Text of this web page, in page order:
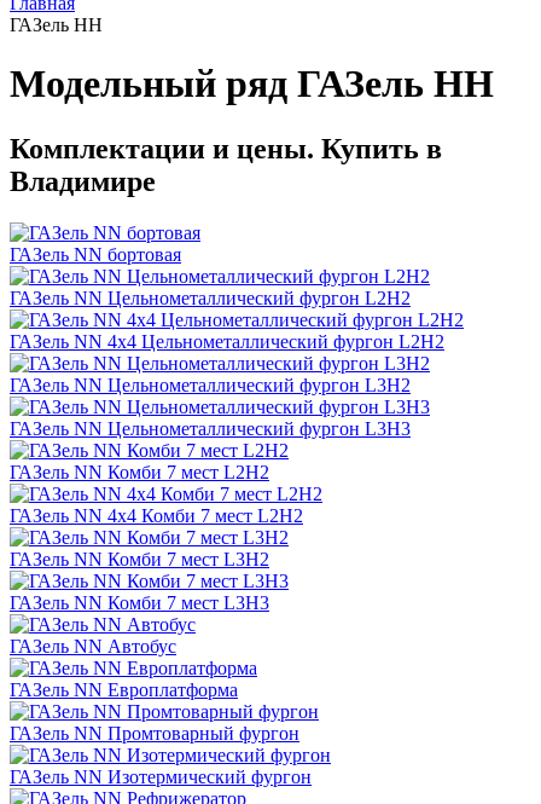
ГАЗель НН
Модельный ряд ГАЗель НН
Комплектации и цены. Купить в
Владимире
ГАЗель NN бортовая
ГАЗель NN Цельнометаллический фургон L2H2
ГАЗель NN 4х4 Цельнометаллический фургон L2H2
ГАЗель NN Цельнометаллический фургон L3H2
ГАЗель NN Цельнометаллический фургон L3H3
ГАЗель NN Комби 7 мест L2H2
ГАЗель NN 4х4 Комби 7 мест L2H2
ГАЗель NN Комби 7 мест L3H2
ГАЗель NN Комби 7 мест L3H3
ГАЗель NN Автобус
ГАЗель NN Европлатформа
ГАЗель NN Промтоварный фургон
ГАЗель NN Изотермический фургон